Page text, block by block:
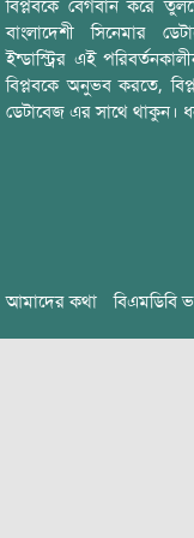
বিপ্লবকে বেগবান করে
বাংলাদেশী সিনেমার
ইন্ডাস্ট্রির এই
বিপ্লবকে অনুভব করতে,
ডেটাবেজ এর সাথে থাকুন।
আমাদের কথা বিএমডিবি